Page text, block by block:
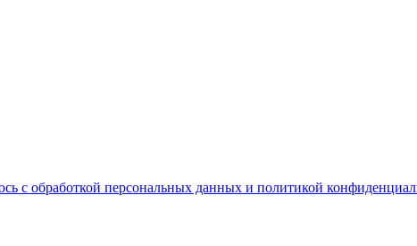
с обработкой персональных данных и политикой